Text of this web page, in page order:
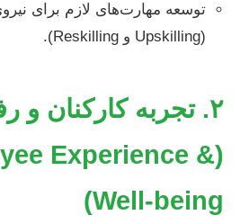
توسعه مهارت‌های لازم برای
(Upskilling و Reskilling).
۲. تجربه کارکنان و
Experience &
Well-being)